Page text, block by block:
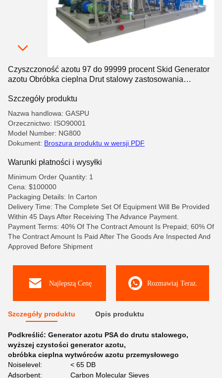
Czyszczoność azotu 97 do 99999 procent Skid Generator
azotu Obróbka cieplna Drut stalowy zastosowania
Szczegóły produktu
Nazwa handlowa: GASPU
Orzecznictwo: ISO90001
Model Number: NG800
Dokument: Broszura produktu w wersji PDF
Warunki płatności i wysyłki
Minimum Order Quantity: 1
Cena: $100000
Packaging Details: In Carton
Delivery Time: The Complete Set Of Equipment Will Be Provided
Within 45 Days After Receiving The Advance Payment.
Payment Terms: 40% Of The Contract Amount Is Prepaid; 60% Of
The Contract Amount Is Paid After The Goods Are Inspected And
Approved Before Shipment
Najlepszą Cenę Rozmawiaj Teraz.
Szczegóły produktu Opis produktu
Podkreślić: Generator azotu PSA do drutu stalowego,
wyższej czystości generator azotu,
obróbka cieplna wytwórców azotu przemysłowego
Noiselevel:
< 65 DB
Adsorbent:
Carbon Molecular Sieves